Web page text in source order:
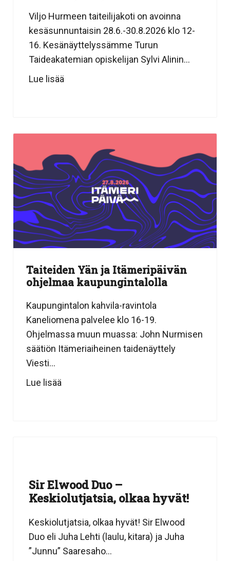
Viljo Hurmeen taiteilijakoti on avoinna
kesäsunnuntaisin 28.6.-30.8.2026 klo 12-
16. Kesänäyttelyssämme Turun
Taideakatemian opiskelijan Sylvi Alinin...
Lue lisää
Taiteiden Yän ja Itämeripäivän
ohjelmaa kaupungintalolla
Kaupungintalon kahvila-ravintola
Kaneliomena palvelee klo 16-19.
Ohjelmassa muun muassa: John Nurmisen
säätiön Itämeriaiheinen taidenäyttely
Viesti...
Lue lisää
Sir Elwood Duo –
Keskiolutjatsia, olkaa hyvät!
Keskiolutjatsia, olkaa hyvät! Sir Elwood
Duo eli Juha Lehti (laulu, kitara) ja Juha
”Junnu” Saaresaho...